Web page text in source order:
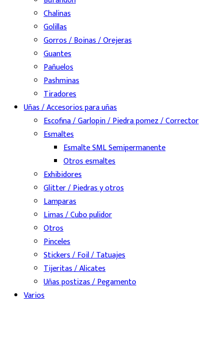
Chalinas
Golillas
Gorros / Boinas / Orejeras
Guantes
Pañuelos
Pashminas
Tiradores
Uñas / Accesorios para uñas
Escofina / Garlopin / Piedra pomez / Corrector
Esmaltes
Esmalte SML Semipermanente
Otros esmaltes
Exhibidores
Glitter / Piedras y otros
Lamparas
Limas / Cubo pulidor
Otros
Pinceles
Stickers / Foil / Tatuajes
Tijeritas / Alicates
Uñas postizas / Pegamento
Varios